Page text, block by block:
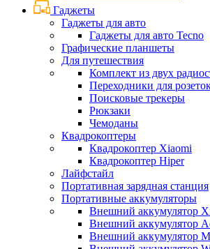
Гаджеты
Гаджеты для авто
Гаджеты для авто Tecno
Графические планшеты
Для путешествия
Комплект из двух
Переходники для
Поисковые трекеры
Рюкзаки
Чемоданы
Квадрокоптеры
Квадрокоптер Xiaomi
Квадрокоптер Hiper
Лайфстайл
Портативная зарядная станция
Портативные аккумуляторы
Внешний аккумулятор
Внешний аккумулятор
Внешний аккумулятор